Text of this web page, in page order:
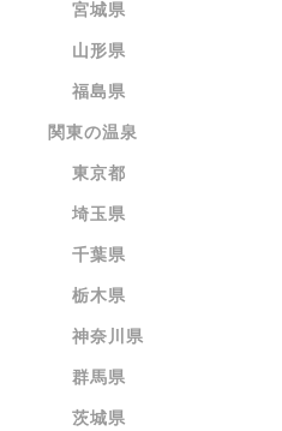
宮城県
山形県
福島県
関東の温泉
東京都
埼玉県
千葉県
栃木県
神奈川県
群馬県
茨城県